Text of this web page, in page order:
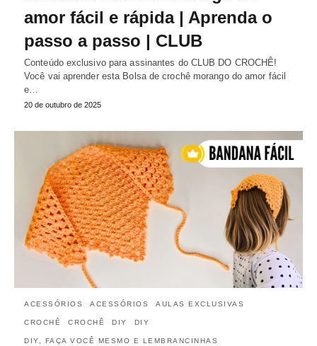
amor fácil e rápida | Aprenda o
passo a passo | CLUB
Conteúdo exclusivo para assinantes do CLUB DO CROCHÊ!
Você vai aprender esta Bolsa de crochê morango do amor fácil
e…
20 de outubro de 2025
ACESSÓRIOS ACESSÓRIOS AULAS EXCLUSIVAS
CROCHÊ CROCHÊ DIY DIY
DIY, FAÇA VOCÊ MESMO E LEMBRANCINHAS